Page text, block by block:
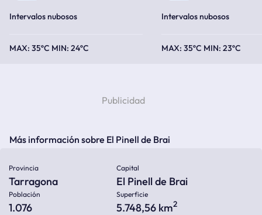
Intervalos nubosos
35ºC 24ºC
Intervalos nubosos
35ºC 23ºC
Más información sobre El Pinell de Brai
Provincia
Tarragona
Capital
El Pinell de Brai
Población
1.076
Superficie
5.748,56 km2